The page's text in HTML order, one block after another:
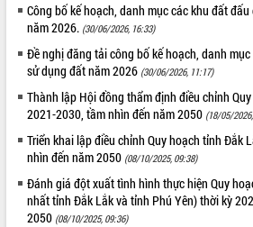
THÔNG TIN CHỈ ĐẠO ĐIỀU HÀNH
HỆ THỐNG VĂN BẢN
ĐIỂM TIN VĂN BẢN
QUY HOẠCH - KẾ HOẠCH
Công bố kế hoạch, danh mục các khu đất
năm 2026. (30/06/2026, 16:33)
Đề nghị đăng tải công bố kế hoạch, danh
sử dụng đất năm 2026 (30/06/2026, 11:17)
Thành lập Hội đồng thẩm định điều chỉnh
2021-2030, tầm nhìn đến năm 2050 (18/05/
Triển khai lập điều chỉnh Quy hoạch tỉnh Đắk
nhìn đến năm 2050 (08/10/2025, 09:38)
Đánh giá đột xuất tình hình thực hiện Quy
nhất tỉnh Đắk Lắk và tỉnh Phú Yên) thời kỳ
2050 (08/10/2025, 09:36)